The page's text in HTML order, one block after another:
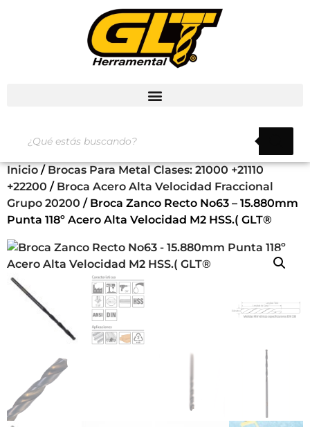
Inicio / Brocas Para Metal Clases: 21000 +21110
+22200 / Broca Acero Alta Velocidad Fraccional
Grupo 20200 / Broca Zanco Recto No63 – 15.880mm
Punta 118º Acero Alta Velocidad M2 HSS.( GLT®